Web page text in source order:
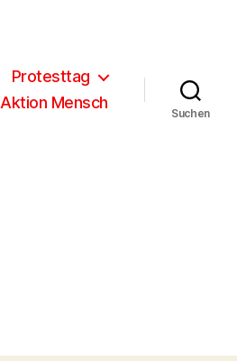
Protesttag
Aktion Mensch
Suchen